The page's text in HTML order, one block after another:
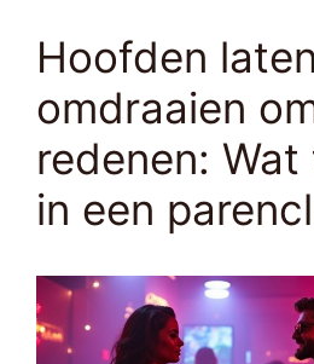
Hoofden laten
omdraaien
redenen:
in een